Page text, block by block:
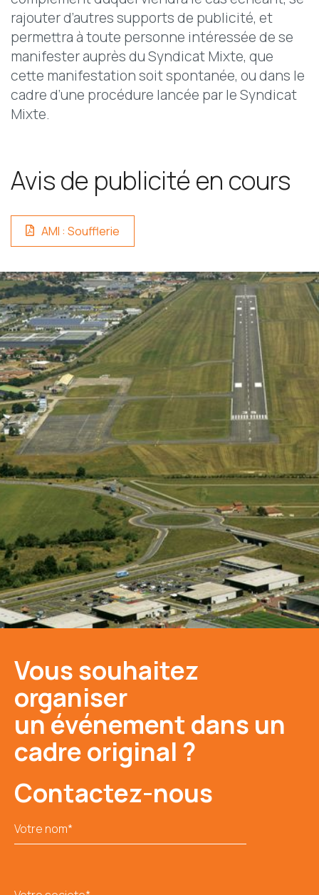
rajouter d’autres supports de publicité, et
permettra à toute personne intéressée de se
manifester auprès du Syndicat Mixte, que
cette manifestation soit spontanée, ou dans le
cadre d’une procédure lancée par le Syndicat
Mixte.
Avis de publicité en cours
AMI : Soufflerie
Vous souhaitez
organiser
un événement dans un
cadre original ?
Contactez-nous